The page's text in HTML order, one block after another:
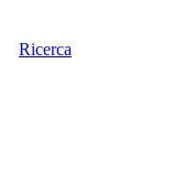
Ricerca